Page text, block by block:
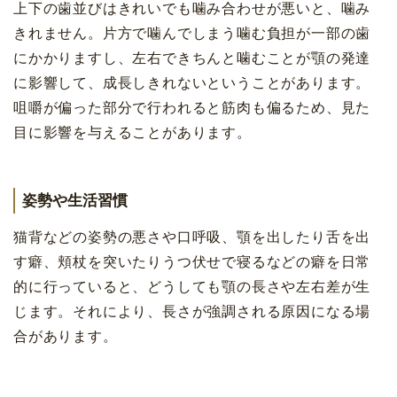
上下の歯並びはきれいでも噛み合わせが悪いと、噛み
きれません。片方で噛んでしまう噛む負担が一部の歯
にかかりますし、左右できちんと噛むことが顎の発達
に影響して、成長しきれないということがあります。
咀嚼が偏った部分で行われると筋肉も偏るため、見た
目に影響を与えることがあります。
姿勢や生活習慣
猫背などの姿勢の悪さや口呼吸、顎を出したり舌を出
す癖、頬杖を突いたりうつ伏せで寝るなどの癖を日常
的に行っていると、どうしても顎の長さや左右差が生
じます。それにより、長さが強調される原因になる場
合があります。